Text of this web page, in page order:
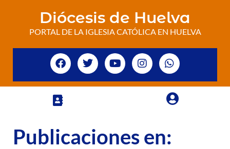
Diócesis de Huelva
PORTAL DE LA IGLESIA CATÓLICA EN HUELVA
Publicaciones en: